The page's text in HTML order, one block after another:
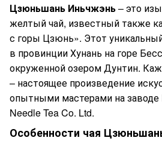
Цзюньшань Иньчжэнь– это
желтый чай, известный также
с горы Цзюнь». Этот
в провинции Хунань на горе
окруженной озером Дунтин.
– настоящее произведение
опытными мастерами на заводе
Needle Tea Co. Ltd.
Особенности чая